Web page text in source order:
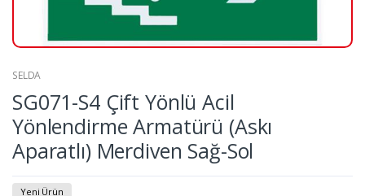
SELDA
SG071-S4 Çift Yönlü Acil
Yönlendirme Armatürü (Askı
Aparatlı) Merdiven Sağ-Sol
Yeni Ürün